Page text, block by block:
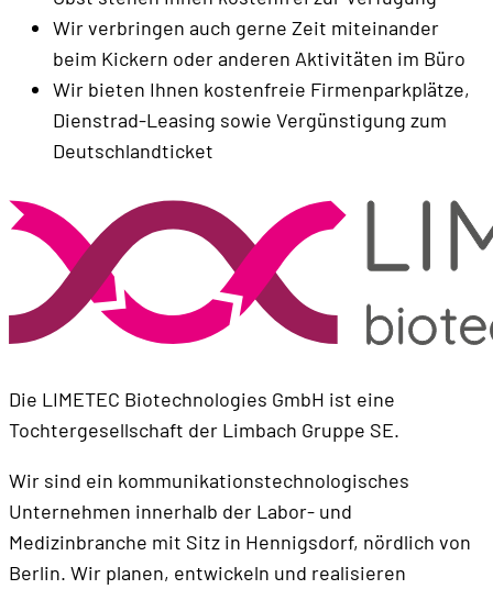
Wir verbringen auch gerne Zeit miteinander
beim Kickern oder anderen Aktivitäten im Büro
Wir bieten Ihnen kostenfreie Firmenparkplätze,
Dienstrad-Leasing sowie Vergünstigung zum
Deutschlandticket
Die LIMETEC Biotechnologies GmbH ist eine
Tochtergesellschaft der Limbach Gruppe SE.
Wir sind ein kommunikationstechnologisches
Unternehmen innerhalb der Labor- und
Medizinbranche mit Sitz in Hennigsdorf, nördlich von
Berlin. Wir planen, entwickeln und realisieren